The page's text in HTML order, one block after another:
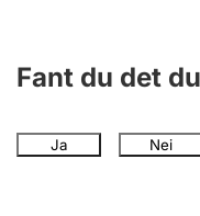
Fant du det
Ja Nei